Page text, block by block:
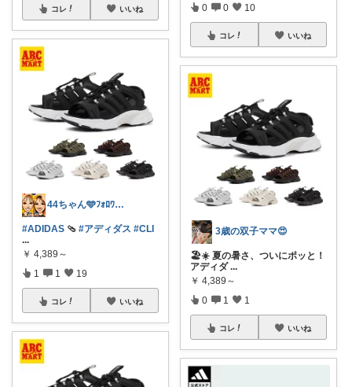
コレ いいね
44ちゃん🩵ﾌｫﾛﾜｰ様から購入
#ADIDAS 🩴 #アディダス #CLI
...
￥ 4,389～
1 1 19
コレ いいね
0 0 10
コレ いいね
3歳の双子ママ😍
🏖️☀️ 夏の暑さ、ついにポッと！
アディダ ...
￥ 4,389～
0 1 1
コレ いいね